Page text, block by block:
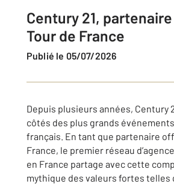
Century 21,
Tour de France
Publié le 05/07/2026
Depuis plusieurs années, Century
côtés des plus grands
français. En tant que partenaire
France, le premier réseau
en France partage avec cette
mythique des valeurs fortes telles